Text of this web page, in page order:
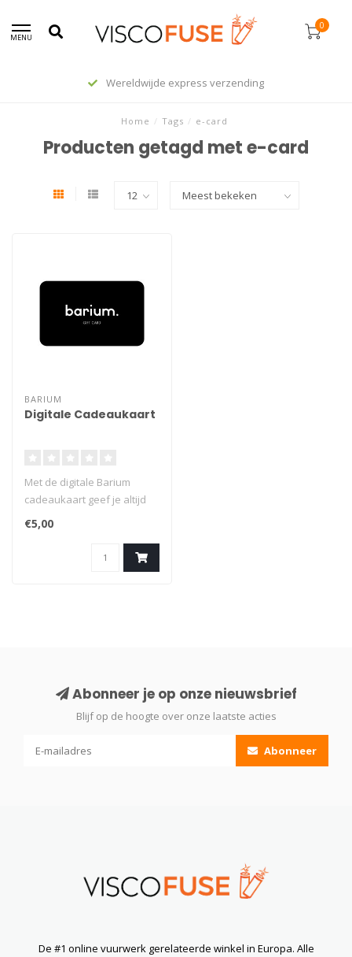
MENU
0
Wereldwijde express verzending
Home / Tags / e-card
Producten getagd met e-card
BARIUM
Digitale Cadeaukaart
Met de digitale Barium
cadeaukaart geef je altijd
een geslaagd cadeau
waarvan de..
€5,00
Abonneer je op onze nieuwsbrief
Blijf op de hoogte over onze laatste acties
Abonneer
De #1 online vuurwerk gerelateerde winkel in Europa. Alle